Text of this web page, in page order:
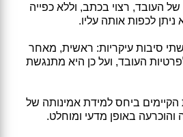
העובד, רצוי בכתב, וללא כפייה
לכפות אותה עליו.
סיבות עיקריות: ראשית, מאחר
העובד, ועל כן היא מתנגשת
הקיימים ביחס למידת אמינותה של
באופן מדעי ומוחלט.